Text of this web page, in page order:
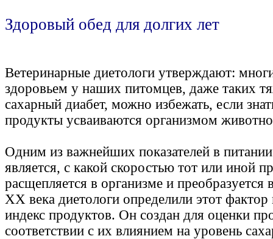
Здоровый обед для долгих лет
Ветеринарные диетологи утверждают:
здоровьем у наших питомцев, даже таких
сахарный диабет, можно избежать, если
продукты усваиваются организмом
Одним из важнейших показателей в
является, с какой скоростью тот или иной
расщепляется в организме и преобразуется
ХХ века диетологи определили этот фактор
индекс продуктов. Он создан для оценки
соответствии с их влиянием на уровень